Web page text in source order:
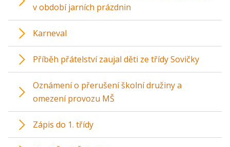
v období jarních prázdnin
Karneval
Příběh přátelství zaujal děti ze třídy Sovičky
Oznámení o přerušení školní družiny a
omezení provozu MŠ
Zápis do 1. třídy